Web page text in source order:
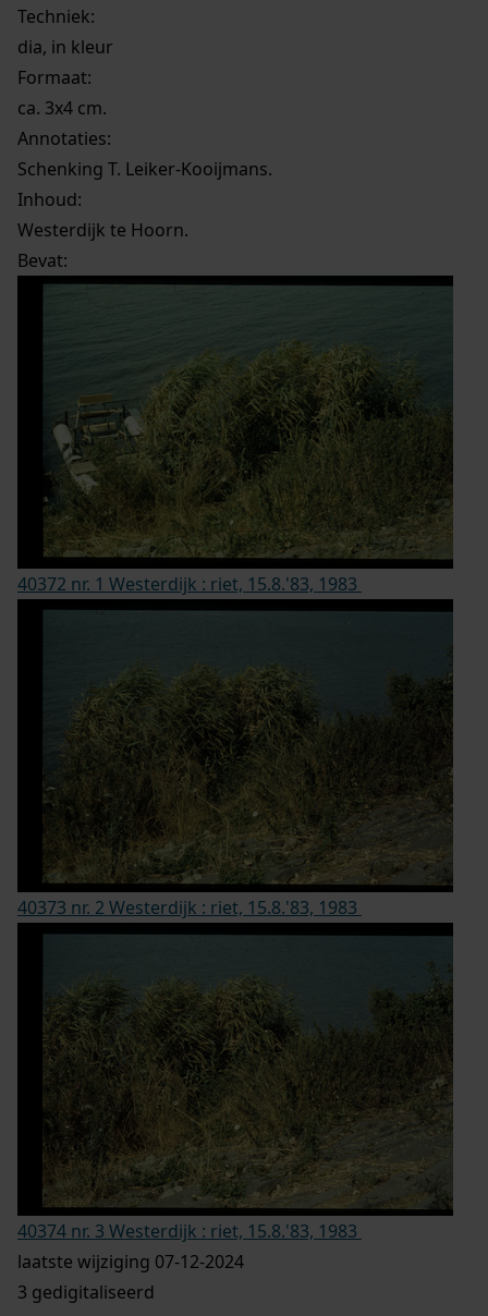
Techniek:
dia, in kleur
Formaat:
ca. 3x4 cm.
Annotaties:
Schenking T. Leiker-Kooijmans.
Inhoud:
Westerdijk te Hoorn.
Bevat:
40372 nr. 1 Westerdijk : riet, 15.8.'83, 1983
40373 nr. 2 Westerdijk : riet, 15.8.'83, 1983
40374 nr. 3 Westerdijk : riet, 15.8.'83, 1983
laatste wijziging 07-12-2024
3 gedigitaliseerd